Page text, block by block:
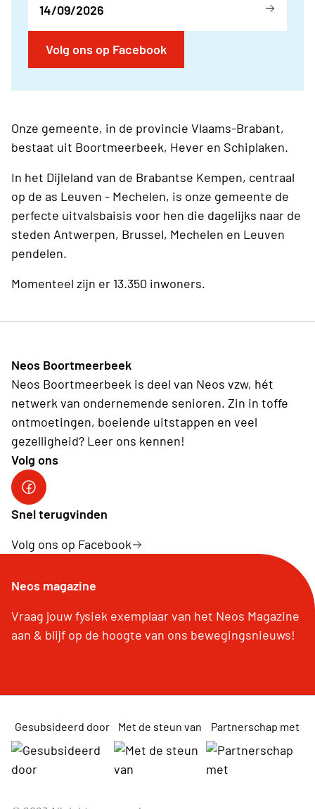
14/09/2026
Volg ons op Facebook
Onze gemeente, in de provincie Vlaams-Brabant,
bestaat uit Boortmeerbeek, Hever en Schiplaken.
In het Dijleland van de Brabantse Kempen, centraal
op de as Leuven - Mechelen, is onze gemeente de
perfecte uitvalsbaisis voor hen die dagelijks naar de
steden Antwerpen, Brussel, Mechelen en Leuven
pendelen.
Momenteel zijn er 13.350 inwoners.
Neos Boortmeerbeek
Neos Boortmeerbeek is deel van Neos vzw, hét
netwerk van ondernemende senioren. Zin in toffe
ontmoetingen, boeiende uitstappen en veel
gezelligheid? Leer ons kennen!
Volg ons
Facebook Neos BMB
Snel terugvinden
Volg ons op Facebook
Neos magazine
Vraag jouw fysiek exemplaar van het Neos Magazine
aan & blijf op de hoogte van ons bewegingsnieuws!
Gesubsideerd door Met de steun van Partnerschap met